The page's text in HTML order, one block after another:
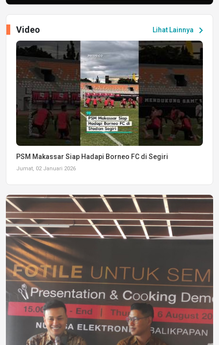
Lihat Lainnya chevron_right
Video
PSM Makassar Siap Hadapi Borneo FC di Segiri
Jumat, 02 Januari 2026